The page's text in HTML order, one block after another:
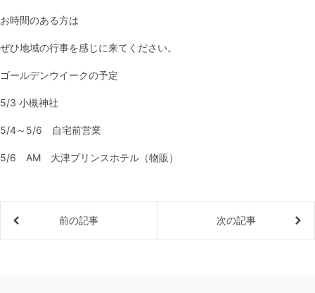
お時間のある方は
ぜひ地域の行事を感じに来てください。
ゴールデンウイークの予定
5/3 小槻神社
5/4～5/6 自宅前営業
5/6 AM 大津プリンスホテル（物販）
前の記事 次の記事